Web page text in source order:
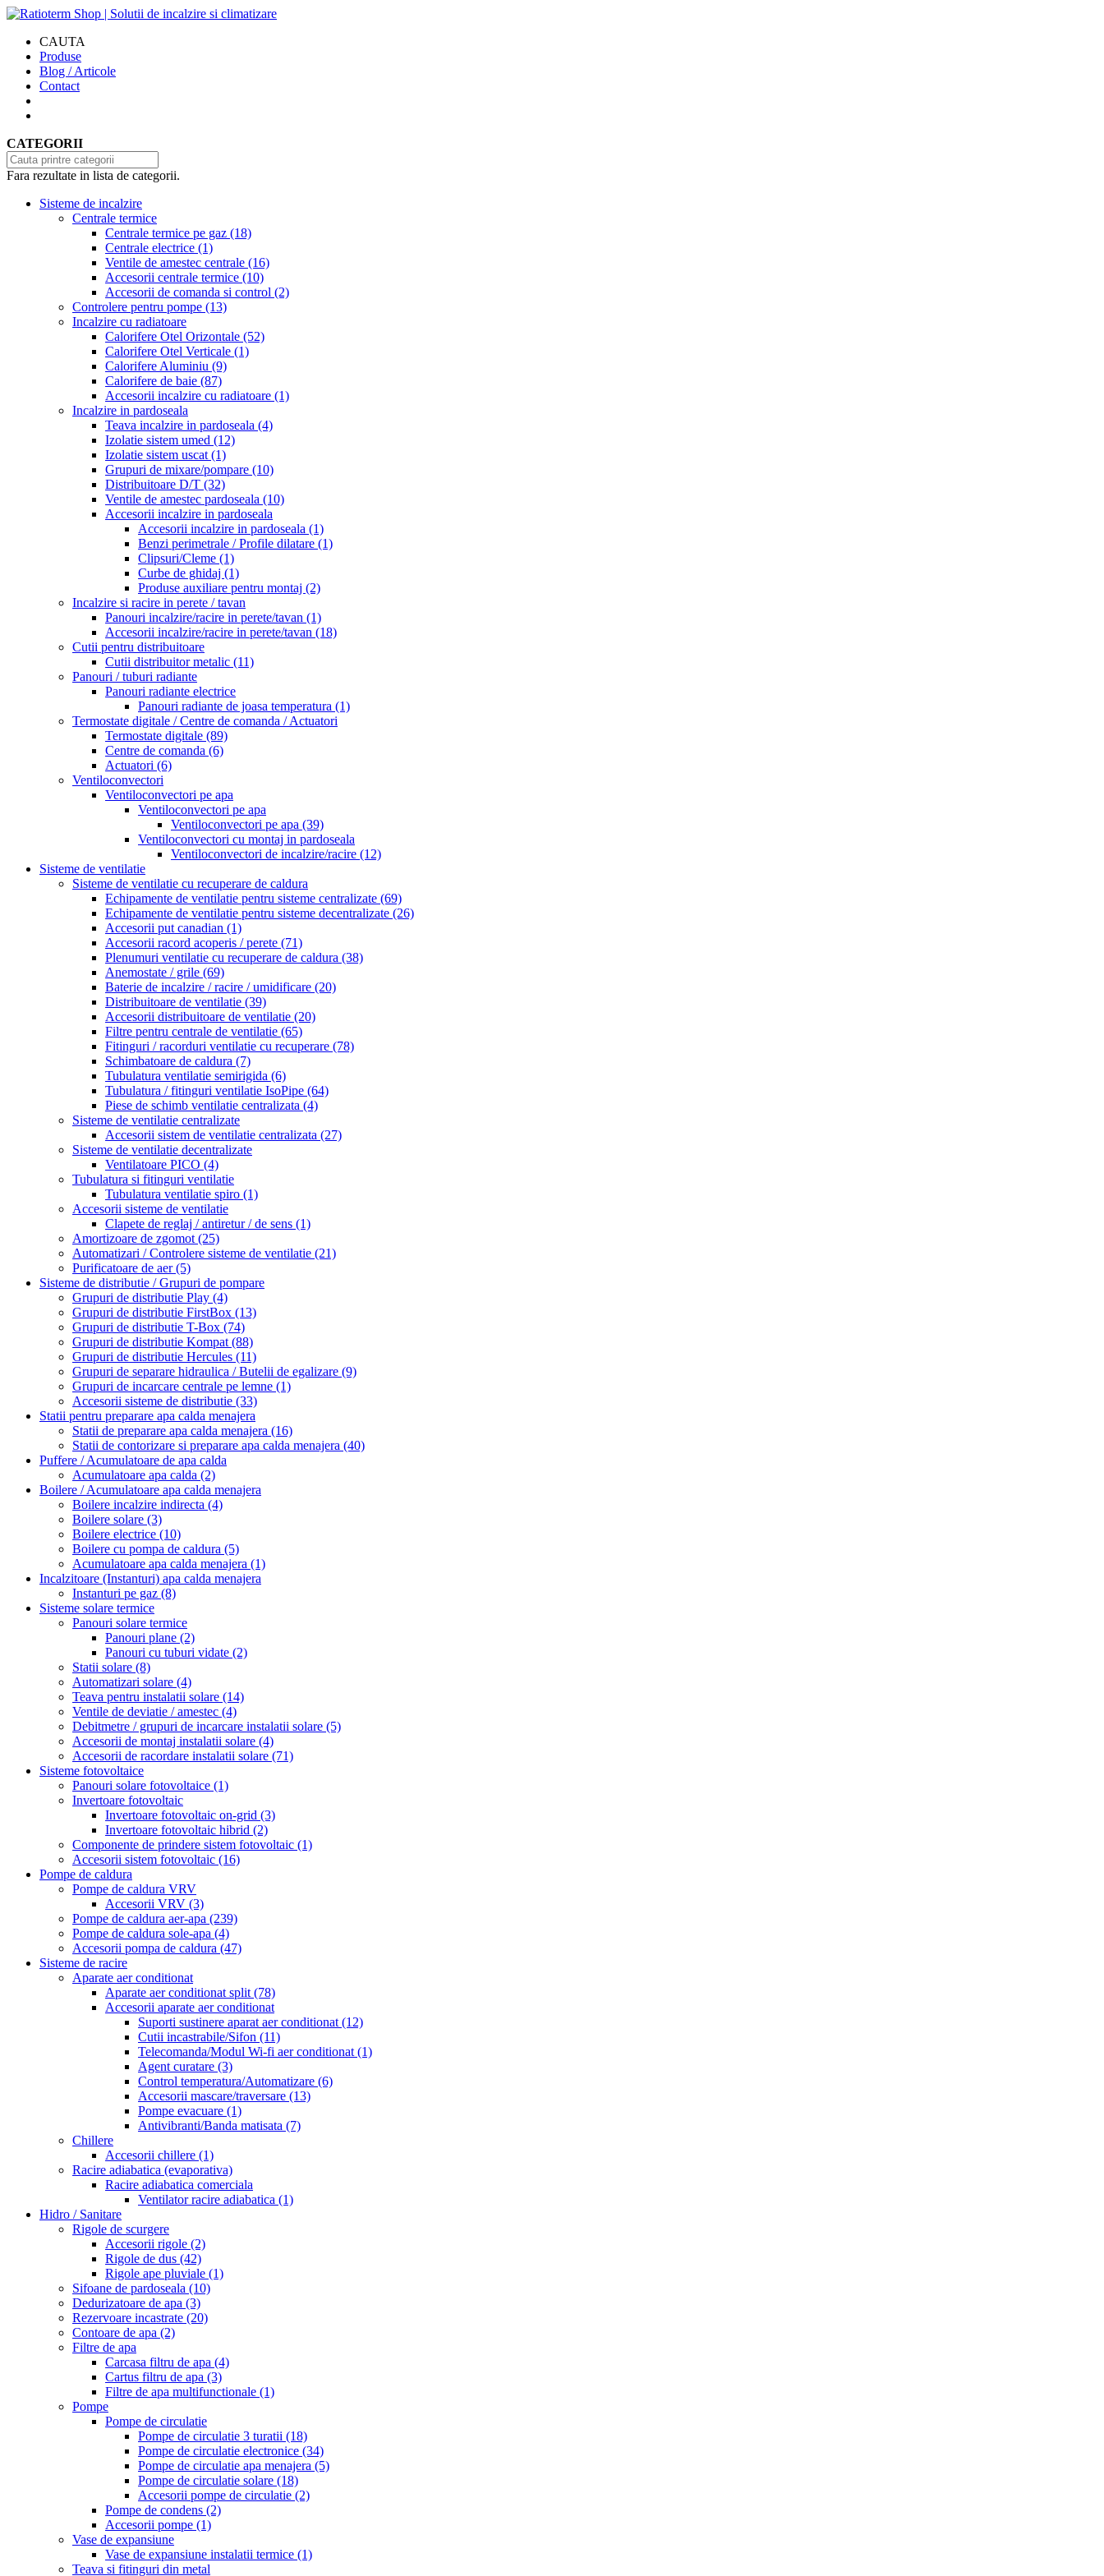
CAUTA
Produse
Blog / Articole
Contact
CATEGORII
Fara rezultate in lista de categorii.
Sisteme de incalzire
Centrale termice
Centrale termice pe gaz (18)
Centrale electrice (1)
Ventile de amestec centrale (16)
Accesorii centrale termice (10)
Accesorii de comanda si control (2)
Controlere pentru pompe (13)
Incalzire cu radiatoare
Calorifere Otel Orizontale (52)
Calorifere Otel Verticale (1)
Calorifere Aluminiu (9)
Calorifere de baie (87)
Accesorii incalzire cu radiatoare (1)
Incalzire in pardoseala
Teava incalzire in pardoseala (4)
Izolatie sistem umed (12)
Izolatie sistem uscat (1)
Grupuri de mixare/pompare (10)
Distribuitoare D/T (32)
Ventile de amestec pardoseala (10)
Accesorii incalzire in pardoseala
Accesorii incalzire in pardoseala (1)
Benzi perimetrale / Profile dilatare (1)
Clipsuri/Cleme (1)
Curbe de ghidaj (1)
Produse auxiliare pentru montaj (2)
Incalzire si racire in perete / tavan
Panouri incalzire/racire in perete/tavan (1)
Accesorii incalzire/racire in perete/tavan (18)
Cutii pentru distribuitoare
Cutii distribuitor metalic (11)
Panouri / tuburi radiante
Panouri radiante electrice
Panouri radiante de joasa temperatura (1)
Termostate digitale / Centre de comanda / Actuatori
Termostate digitale (89)
Centre de comanda (6)
Actuatori (6)
Ventiloconvectori
Ventiloconvectori pe apa
Ventiloconvectori pe apa
Ventiloconvectori pe apa (39)
Ventiloconvectori cu montaj in pardoseala
Ventiloconvectori de incalzire/racire (12)
Sisteme de ventilatie
Sisteme de ventilatie cu recuperare de caldura
Echipamente de ventilatie pentru sisteme centralizate (69)
Echipamente de ventilatie pentru sisteme decentralizate (26)
Accesorii put canadian (1)
Accesorii racord acoperis / perete (71)
Plenumuri ventilatie cu recuperare de caldura (38)
Anemostate / grile (69)
Baterie de incalzire / racire / umidificare (20)
Distribuitoare de ventilatie (39)
Accesorii distribuitoare de ventilatie (20)
Filtre pentru centrale de ventilatie (65)
Fitinguri / racorduri ventilatie cu recuperare (78)
Schimbatoare de caldura (7)
Tubulatura ventilatie semirigida (6)
Tubulatura / fitinguri ventilatie IsoPipe (64)
Piese de schimb ventilatie centralizata (4)
Sisteme de ventilatie centralizate
Accesorii sistem de ventilatie centralizata (27)
Sisteme de ventilatie decentralizate
Ventilatoare PICO (4)
Tubulatura si fitinguri ventilatie
Tubulatura ventilatie spiro (1)
Accesorii sisteme de ventilatie
Clapete de reglaj / antiretur / de sens (1)
Amortizoare de zgomot (25)
Automatizari / Controlere sisteme de ventilatie (21)
Purificatoare de aer(5)
Sisteme de distributie / Grupuri de pompare
Grupuri de distributie Play (4)
Grupuri de distributie FirstBox (13)
Grupuri de distributie T-Box (74)
Grupuri de distributie Kompat (88)
Grupuri de distributie Hercules (11)
Grupuri de separare hidraulica / Butelii de egalizare (9)
Grupuri de incarcare centrale pe lemne (1)
Accesorii sisteme de distributie (33)
Statii pentru preparare apa calda menajera
Statii de preparare apa calda menajera (16)
Statii de contorizare si preparare apa calda menajera (40)
Puffere / Acumulatoare de apa calda
Acumulatoare apa calda (2)
Boilere / Acumulatoare apa calda menajera
Boilere incalzire indirecta (4)
Boilere solare (3)
Boilere electrice (10)
Boilere cu pompa de caldura (5)
Acumulatoare apa calda menajera (1)
Incalzitoare (Instanturi) apa calda menajera
Instanturi pe gaz (8)
Sisteme solare termice
Panouri solare termice
Panouri plane (2)
Panouri cu tuburi vidate (2)
Statii solare (8)
Automatizari solare (4)
Teava pentru instalatii solare (14)
Ventile de deviatie / amestec (4)
Debitmetre / grupuri de incarcare instalatii solare (5)
Accesorii de montaj instalatii solare (4)
Accesorii de racordare instalatii solare (71)
Sisteme fotovoltaice
Panouri solare fotovoltaice (1)
Invertoare fotovoltaic
Invertoare fotovoltaic on-grid (3)
Invertoare fotovoltaic hibrid (2)
Componente de prindere sistem fotovoltaic (1)
Accesorii sistem fotovoltaic (16)
Pompe de caldura
Pompe de caldura VRV
Accesorii VRV (3)
Pompe de caldura aer-apa (239)
Pompe de caldura sole-apa (4)
Accesorii pompa de caldura (47)
Sisteme de racire
Aparate aer conditionat
Aparate aer conditionat split (78)
Accesorii aparate aer conditionat
Suporti sustinere aparat aer conditionat (12)
Cutii incastrabile/Sifon (11)
Telecomanda/Modul Wi-fi aer conditionat (1)
Agent curatare (3)
Control temperatura/Automatizare (6)
Accesorii mascare/traversare (13)
Pompe evacuare (1)
Antivibranti/Banda matisata (7)
Chillere
Accesorii chillere (1)
Racire adiabatica (evaporativa)
Racire adiabatica comerciala
Ventilator racire adiabatica (1)
Hidro / Sanitare
Rigole de scurgere
Accesorii rigole (2)
Rigole de dus (42)
Rigole ape pluviale (1)
Sifoane de pardoseala (10)
Dedurizatoare de apa (3)
Rezervoare incastrate (20)
Contoare de apa (2)
Filtre de apa
Carcasa filtru de apa (4)
Cartus filtru de apa (3)
Filtre de apa multifunctionale (1)
Pompe
Pompe de circulatie
Pompe de circulatie 3 turatii (18)
Pompe de circulatie electronice (34)
Pompe de circulatie apa menajera (5)
Pompe de circulatie solare (18)
Accesorii pompe de circulatie (2)
Pompe de condens (2)
Accesorii pompe (1)
Vase de expansiune
Vase de expansiune instalatii termice (1)
Teava si fitinguri din metal